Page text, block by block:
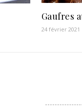
Gaufres
24 février 2021